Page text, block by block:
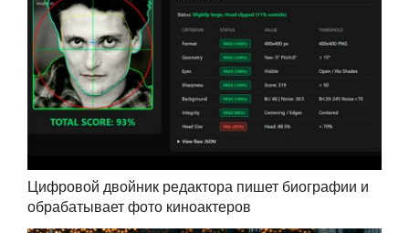
Цифровой двойник редактора пишет биографии и
обрабатывает фото киноактеров